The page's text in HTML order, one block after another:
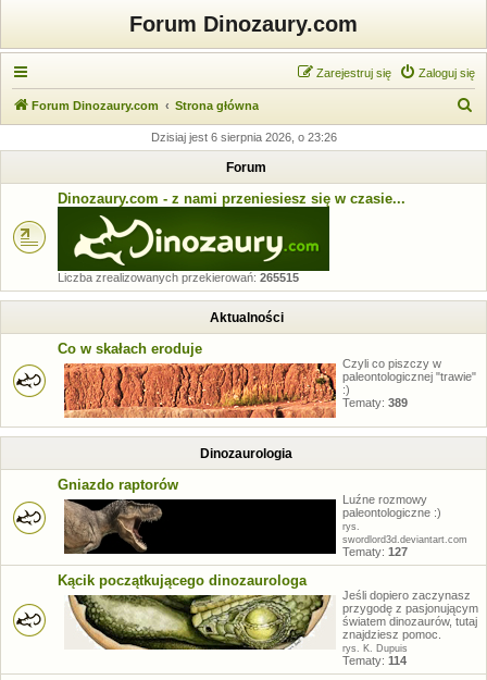
Forum Dinozaury.com
Zaloguj się
Zarejestruj się
Forum Dinozaury.com Strona główna
k
Dzisiaj jest 6 sierpnia 2026, o 23:26
Forum
Dinozaury.com - z nami przeniesiesz się w czasie...
Liczba zrealizowanych przekierowań: 265515
Aktualności
Co w skałach eroduje
Czyli co piszczy w
paleontologicznej "trawie"
:)
Tematy: 389
Dinozaurologia
Gniazdo raptorów
Luźne rozmowy
paleontologiczne :)
rys.
swordlord3d.deviantart.com
Tematy: 127
Kącik początkującego dinozaurologa
Jeśli dopiero zaczynasz
przygodę z pasjonującym
światem dinozaurów, tutaj
znajdziesz pomoc.
rys. K. Dupuis
Tematy: 114